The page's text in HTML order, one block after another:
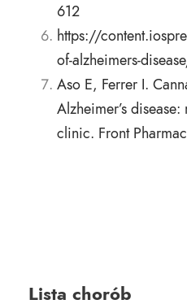
612
https://
of-alzheimers-
Aso E, Ferrer I.
Alzhei­mer’s
clinic. Front
Lista chorób